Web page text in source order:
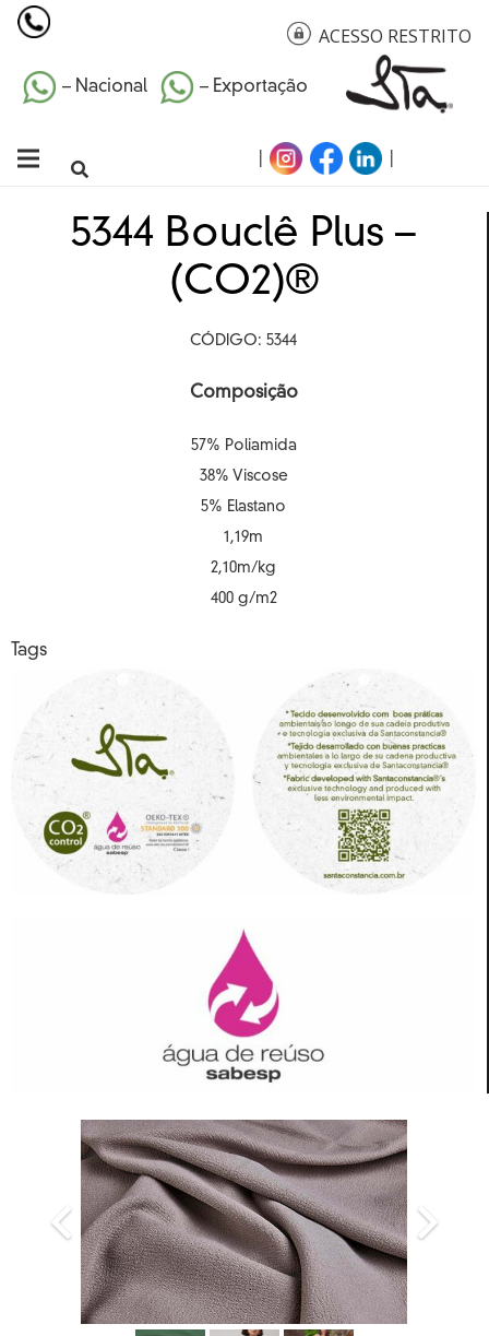
ACESSO RESTRITO
– Nacional – Exportação
5344 Bouclê Plus –
(CO2)®
CÓDIGO: 5344
Composição
57% Poliamida
38% Viscose
5% Elastano
1,19m
2,10m/kg
400 g/m2
Tags